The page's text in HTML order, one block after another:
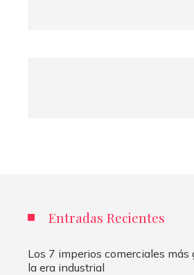
Entradas Recientes
Los 7 imperios comerciales más
la era industrial